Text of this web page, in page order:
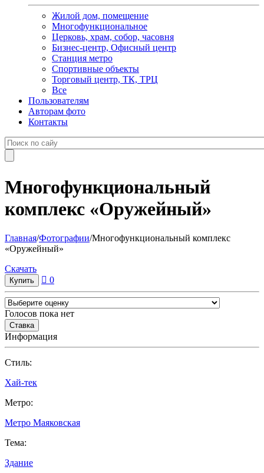
Жилой дом, помещение
Многофункциональное
Церковь, храм, собор, часовня
Бизнес-центр, Офисный центр
Станция метро
Спортивные объекты
Торговый центр, ТК, ТРЦ
Все
Пользователям
Авторам фото
Контакты
Многофункциональный
комплекс «Оружейный»
Главная/Фотографии/Многофункциональный комплекс
«Оружейный»
Cкачать
0
Голосов пока нет
Информация
Cтиль:
Хай-тек
Метро:
Метро Маяковская
Тема:
Здание